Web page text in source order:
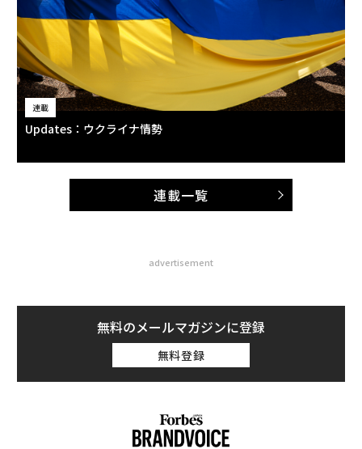
連載
Updates：ウクライナ情勢
連載一覧
advertisement
無料のメールマガジンに登録
無料登録